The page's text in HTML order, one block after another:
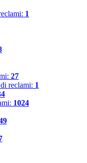
1
27
reclami: 1
1024